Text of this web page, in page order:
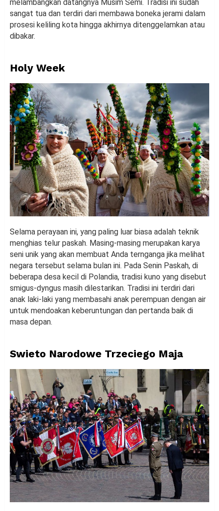
melambangkan datangnya Musim Semi. Tradisi ini sudah
sangat tua dan terdiri dari membawa boneka jerami dalam
prosesi keliling kota hingga akhirnya ditenggelamkan atau
dibakar.
Holy Week
Selama perayaan ini, yang paling luar biasa adalah teknik
menghias telur paskah. Masing-masing merupakan karya
seni unik yang akan membuat Anda ternganga jika melihat
negara tersebut selama bulan ini. Pada Senin Paskah, di
beberapa desa kecil di Polandia, tradisi kuno yang disebut
smigus-dyngus masih dilestarikan. Tradisi ini terdiri dari
anak laki-laki yang membasahi anak perempuan dengan air
untuk mendoakan keberuntungan dan pertanda baik di
masa depan.
Swieto Narodowe Trzeciego Maja